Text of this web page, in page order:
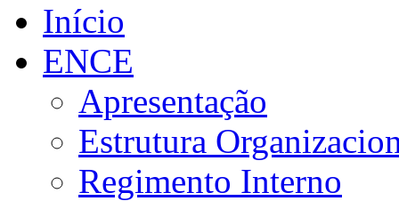
Início
ENCE
Apresentação
Estrutura
Regimento Interno